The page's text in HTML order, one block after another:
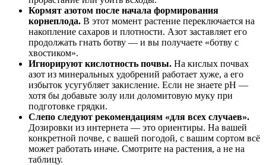
Кормят азотом после начала формирования
корнеплода. В этот момент растение переключается на
накопление сахаров и плотности. Азот заставляет его
продолжать гнать ботву — и вы получаете «ботву с
хвостиком».
Игнорируют кислотность почвы. На кислых почвах
азот из минеральных удобрений работает хуже, а его
избыток усугубляет закисление. Если не знаете pH —
хотя бы добавьте золу или доломитовую муку при
подготовке грядки.
Слепо следуют рекомендациям «для всех случаев».
Дозировки из интернета — это ориентиры. На вашей
конкретной почве, с вашей погодой, с вашим сортом всё
может работать иначе. Смотрите на растения, а не на
таблицу.